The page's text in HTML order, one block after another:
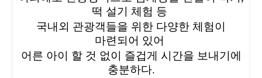
떡 설기 체험 등
국내외 관광객들을 위한 다양한 체험이
마련되어 있어
어른 아이 할 것 없이 즐겁게 시간을 보내기에
충분하다.